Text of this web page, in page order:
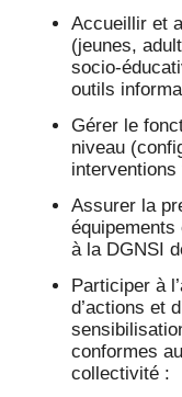
Accueillir et
(jeunes,
socio-
outils
Gérer le
niveau
interventions
Assurer la
à la DGNSI
Participer à
d’actions et
conformes
collectivité :